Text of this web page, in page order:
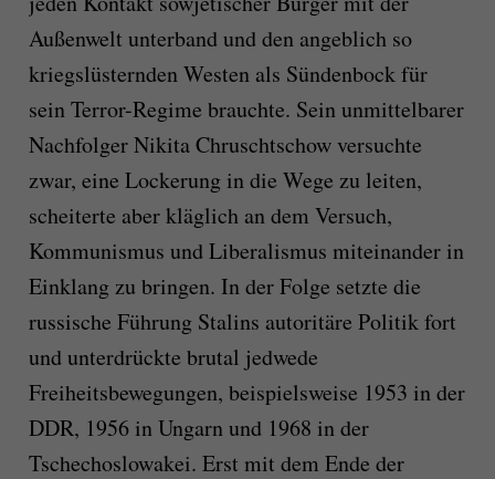
Außenwelt unterband und den angeblich so
kriegslüsternden Westen als Sündenbock für
sein Terror-Regime brauchte. Sein unmittelbarer
Nachfolger Nikita Chruschtschow versuchte
zwar, eine Lockerung in die Wege zu leiten,
scheiterte aber kläglich an dem Versuch,
Kommunismus und Liberalismus miteinander in
Einklang zu bringen. In der Folge setzte die
russische Führung Stalins autoritäre Politik fort
und unterdrückte brutal jedwede
Freiheitsbewegungen, beispielsweise 1953 in der
DDR, 1956 in Ungarn und 1968 in der
Tschechoslowakei. Erst mit dem Ende der